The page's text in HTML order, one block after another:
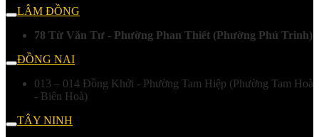
LÂM ĐỒNG
78 Từ Văn Tư - Phường Phan Thiết (Phường Phú Trinh)
ĐỒNG NAI
013 – 014 Đồng Khởi - Phường Tam Hiệp (Phường Tam Hoà
- Biên Hoà)
TÂY NINH